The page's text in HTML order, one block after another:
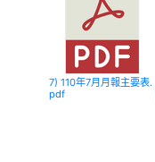
7) 110年7月月報主要表.
pdf